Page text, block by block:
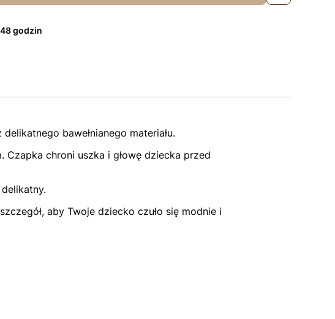
48 godzin
bawełnianego materiału.
chroni uszka i głowę dziecka przed
aby Twoje dziecko czuło się modnie i